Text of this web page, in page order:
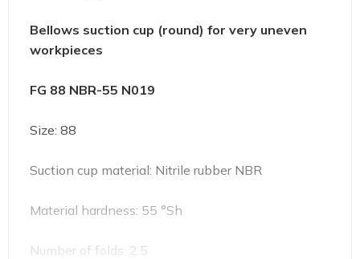
Bellows suction cup (round) for very uneven
workpieces
FG 88 NBR-55 N019
Size: 88
Suction cup material: Nitrile rubber NBR
Material hardness: 55 °Sh
Number of folds: 2.5